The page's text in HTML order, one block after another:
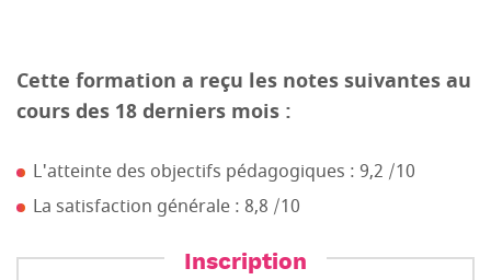
Cette formation a reçu les notes suivantes au
cours des 18 derniers mois :
L'atteinte des objectifs pédagogiques : 9,2 /10
La satisfaction générale : 8,8 /10
Inscription